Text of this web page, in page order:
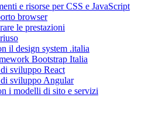
e risorse per CSS e JavaScript
browser
le prestazioni
il design system .italia
Bootstrap Italia
sviluppo React
sviluppo Angular
i modelli di sito e servizi